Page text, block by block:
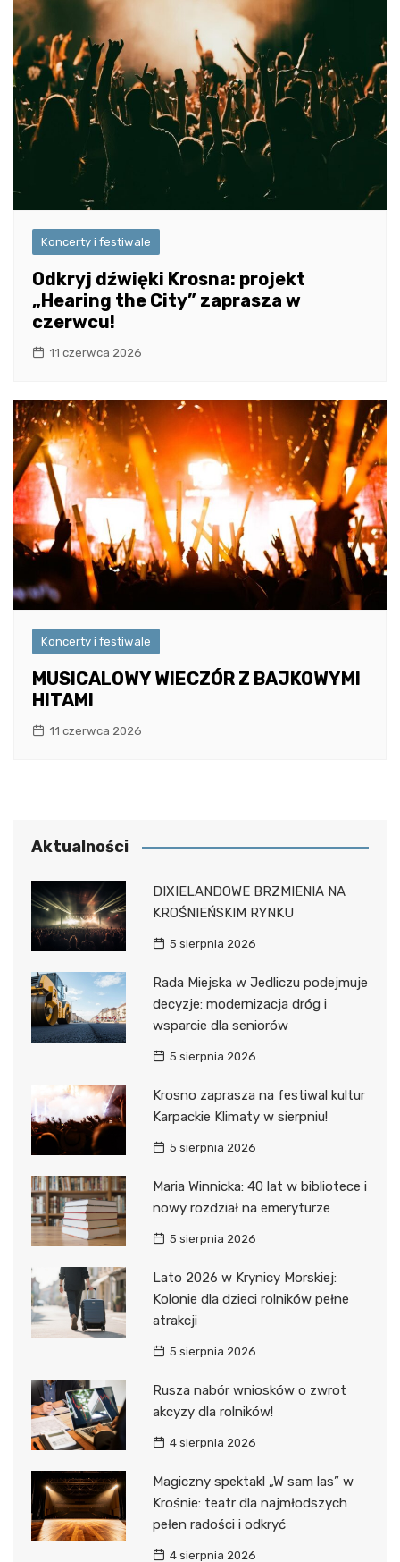
Koncerty i festiwale
Odkryj dźwięki Krosna: projekt
„Hearing the City” zaprasza w
czerwcu!
11 czerwca 2026
Koncerty i festiwale
MUSICALOWY WIECZÓR Z BAJKOWYMI
HITAMI
11 czerwca 2026
Aktualności
DIXIELANDOWE BRZMIENIA NA
KROŚNIEŃSKIM RYNKU
5 sierpnia 2026
Rada Miejska w Jedliczu podejmuje
decyzje: modernizacja dróg i
wsparcie dla seniorów
5 sierpnia 2026
Krosno zaprasza na festiwal kultur
Karpackie Klimaty w sierpniu!
5 sierpnia 2026
Maria Winnicka: 40 lat w bibliotece i
nowy rozdział na emeryturze
5 sierpnia 2026
Lato 2026 w Krynicy Morskiej:
Kolonie dla dzieci rolników pełne
atrakcji
5 sierpnia 2026
Rusza nabór wniosków o zwrot
akcyzy dla rolników!
4 sierpnia 2026
Magiczny spektakl „W sam las” w
Krośnie: teatr dla najmłodszych
pełen radości i odkryć
4 sierpnia 2026